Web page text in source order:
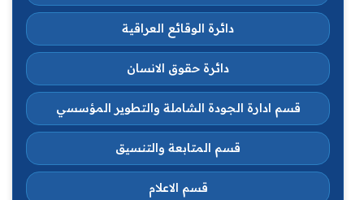
دائرة الوقائع العراقية
دائرة حقوق الانسان
قسم ادارة الجودة الشاملة والتطوير المؤسسي
قسم المتابعة والتنسيق
قسم الاعلام